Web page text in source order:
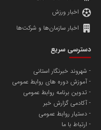
پایگاه اطلاع رسانی اعتلای
تامین آهن اسفنجی تولیدکنندگان
مسعودصادقی
اخبار ورزش
اخبار سازمان‌ها و شرکت‌ها
دسترسی سریع
شهروند خبرنگار استانی
آموزش دوره های روابط عمومی
تدوین برنامه روابط عمومی
آکادمی گزارش خبر
دستیار روابط عمومی
ارتباط با ما